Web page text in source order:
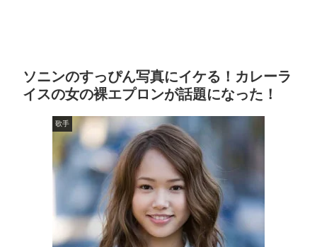
ソニンのすっぴん写真にイケる！カレーラ
イスの女の裸エプロンが話題になった！
歌手